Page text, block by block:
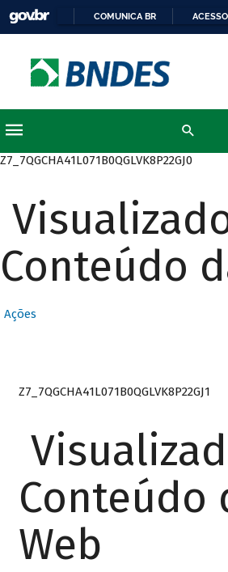
COMUNICA BR
Z7_7QGCHA41L071B0QGLVK8P22GJ0
Conteúdo
Ações
Z7_7QGCHA41L071B0QGLVK8P22GJ1
Conteúdo
Web